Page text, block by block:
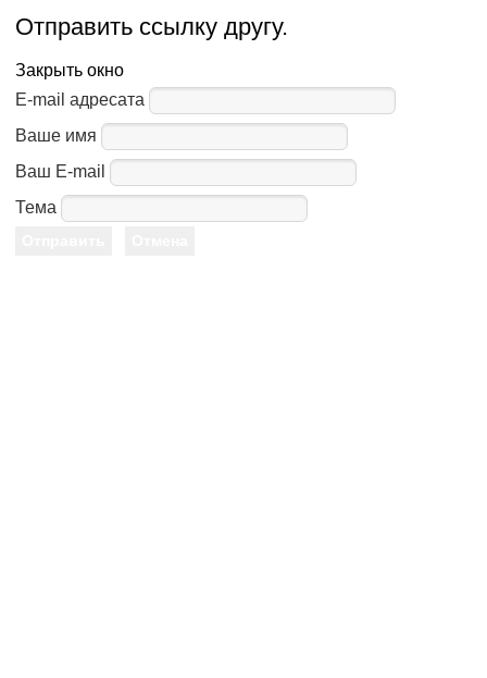
Отправить ссылку другу.
Закрыть окно
E-mail адресата
Ваше имя
Ваш E-mail
Тема